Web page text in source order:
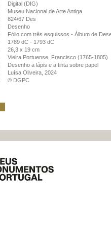
Digital (DIG)
Museu Nacional de Arte Antiga
824/67 Des
Desenho
Fólio com três esquissos - Álbum de
1789 dC - 1793 dC
26,3 x 19 cm
Vieira Portuense, Francisco (1765-1805)
Desenho a lápis e a tinta sobre papel
Luísa Oliveira, 2024
© DGPC